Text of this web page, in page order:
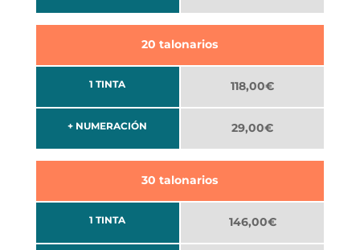
1 TINTA
+ NUMERACIÓN
20 talonarios
118,00€
29,00€
1 TINTA
30 talonarios
146,00€